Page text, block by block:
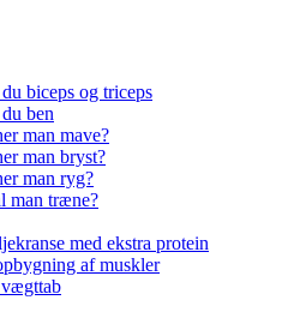
biceps og triceps
ben
man mave?
man bryst?
man ryg?
man træne?
med ekstra protein
af muskler